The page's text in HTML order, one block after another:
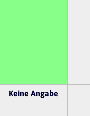
Keine Angabe